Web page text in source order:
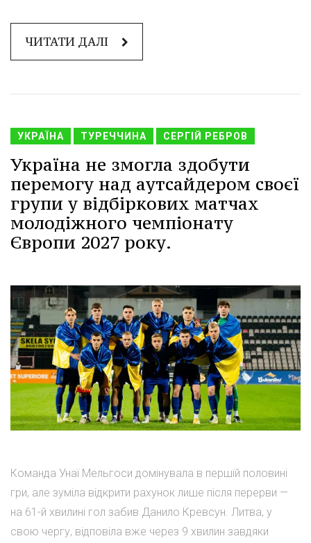
ЧИТАТИ ДАЛІ
УКРАЇНА ТУРЕЧЧИНА СЕРГІЙ РЕБРОВ
Україна не змогла здобути
перемогу над аутсайдером своєї
групи у відбіркових матчах
молодіжного чемпіонату
Європи 2027 року.
Команда Унаї Мельгоси домінувала в першій половині
гри, але зуміла відкрити рахунок лише після перерви —
на 61-й хвилині гол забив Данило Кревсун. Литва, у
свою чергу, відповіла вже через 9 хвилин завдяки